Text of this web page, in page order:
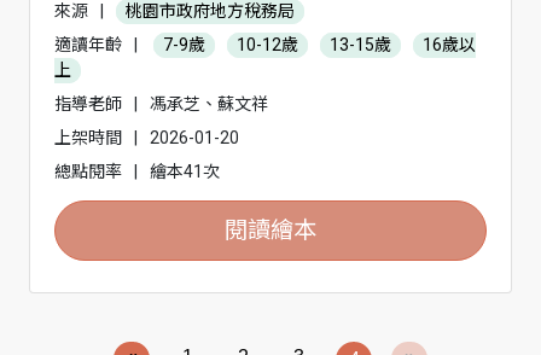
來源
桃園市政府地方稅務局
適讀年齡
7-9歲 10-12歲 13-15歲
16歲以
上
指導老師
馮承芝、蘇文祥
上架時間
2026-01-20
總點閱率
繪本41次
閱讀繪本